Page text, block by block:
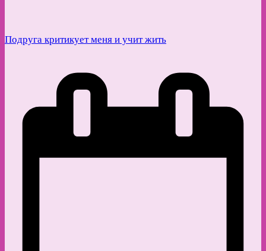
Подруга критикует меня и учит жить